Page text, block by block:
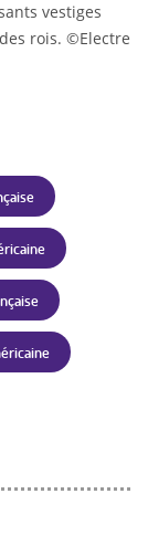
vestiges
rois. ©Electre